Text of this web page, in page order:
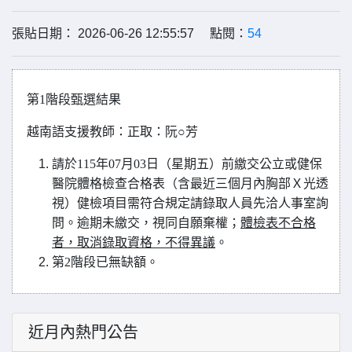
張貼日期： 2026-06-26 12:55:57 點閱： 54
第1階段甄選結果
越南語支援教師：正取：阮○芳
請於115年07月03日（星期五）前繳交公立或健保
醫院體格檢查合格表（含最近三個月內胸部Ｘ光透
視）健檢項目需符合規定請錄取人員先洽人事室詢
問。逾期未繳交，視同自願棄權； 體檢表不合格
者，取消錄取資格，不得異議 。
第2階段已無缺額。
近月內熱門公告